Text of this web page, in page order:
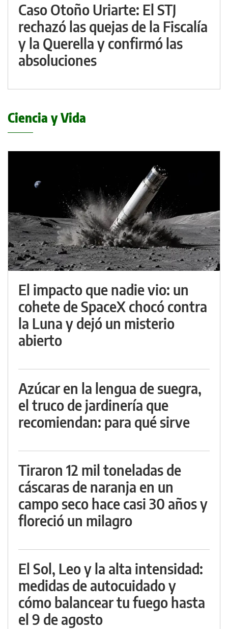
Caso Otoño Uriarte: El STJ
rechazó las quejas de la Fiscalía
y la Querella y confirmó las
absoluciones
Ciencia y Vida
El impacto que nadie vio: un
cohete de SpaceX chocó contra
la Luna y dejó un misterio
abierto
Azúcar en la lengua de suegra,
el truco de jardinería que
recomiendan: para qué sirve
Tiraron 12 mil toneladas de
cáscaras de naranja en un
campo seco hace casi 30 años y
floreció un milagro
El Sol, Leo y la alta intensidad:
medidas de autocuidado y
cómo balancear tu fuego hasta
el 9 de agosto